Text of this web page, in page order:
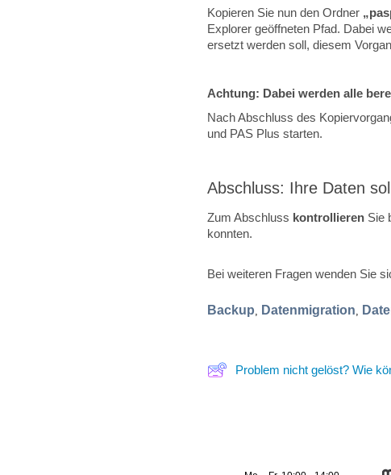
Kopieren Sie nun den Ordner
Explorer geöffneten Pfad. Dabei
ersetzt werden soll, diesem
Achtung: Dabei werden alle
Nach Abschluss des
und PAS Plus starten.
Abschluss: Ihre Daten
Zum Abschluss kontrollieren Sie
konnten.
Bei weiteren Fragen wenden Sie
Backup, Datenmigration,
Problem nicht gelöst? Wie